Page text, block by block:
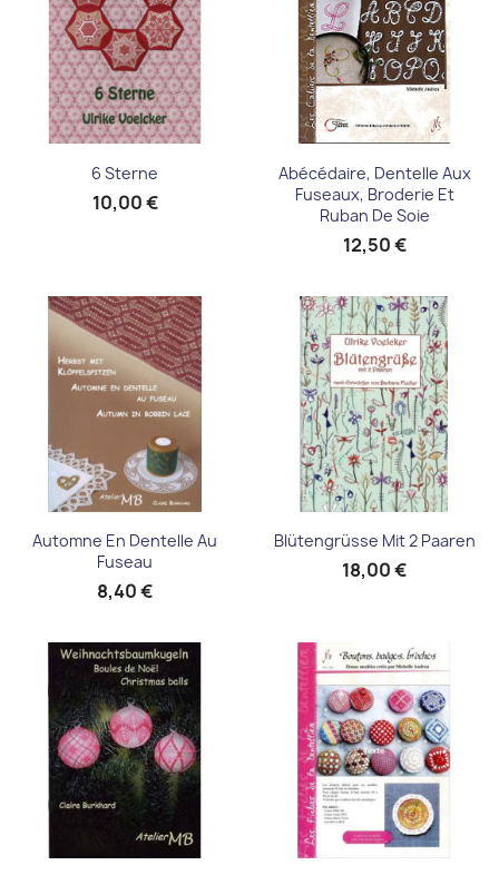
6 Sterne
10,00 €
Abécédaire, Dentelle Aux
Fuseaux, Broderie Et
Ruban De Soie
12,50 €
Automne En Dentelle Au
Fuseau
8,40 €
Blütengrüsse Mit 2 Paaren
18,00 €